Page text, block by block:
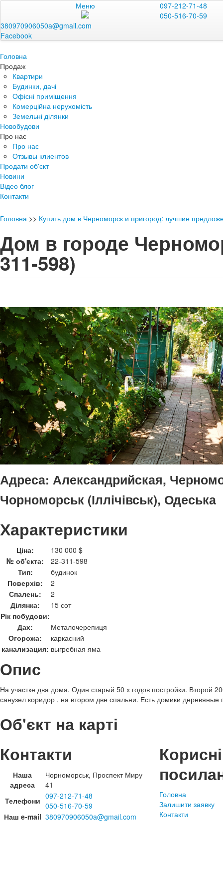
Меню
097-212-71-48
050-516-70-59
380970906050a@gmail.com
Facebook
Головна
Продаж
Квартири
Будинки, дачі
Офісні приміщення
Комерційна нерухомість
Земельні ділянки
Новобудови
Про нас
Про нас
Отзывы клиентов
Продати об'єкт
Новини
Відео блог
Контакти
Головна >> Купить дом в Черноморск и пригород: лучшие
Дом в городе
311-598)
Адреса: Александрийская,
Чорноморськ (Іллічівськ), Одеська
Характеристики
Ціна:
130 000 $
№ об'єкта:
22-311-598
Тип:
будинок
Поверхів:
2
Спалень:
2
Ділянка:
15 сот
Рік побудови:
Дах:
Металочерепиця
Огорожа:
каркасний
канализация: выгребная яма
Опис
На участке два дома. Один старый 50 х годов постройки. Второй
санузел коридор , на втором две спальни. Есть домики
Об'єкт на карті
Контакти
Наша
адреса
Чорноморськ, Проспект Миру
41
Телефони 097-212-71-48
050-516-70-59
Наш e-mail 380970906050a@gmail.com
Корисні
Головна
Залишити заявку
Контакти